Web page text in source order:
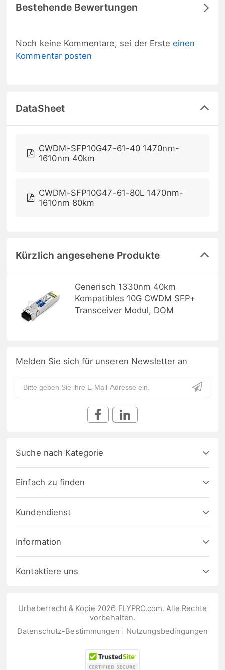
Bestehende Bewertungen
Noch keine Kommentare, sei der Ersteeinen
Kommentar posten
DataSheet
CWDM-SFP10G47-61-40 1470nm-
1610nm 40km
CWDM-SFP10G47-61-80L 1470nm-
1610nm 80km
Kürzlich angesehene Produkte
Generisch 1330nm 40km
Kompatibles 10G CWDM SFP+
Transceiver Modul, DOM
Melden Sie sich für unseren Newsletter an
Suche nach Kategorie
Einfach zu finden
Kundendienst
Information
Kontaktiere uns
Urheberrecht & Kopie 2026 FLYPRO.com. Alle Rechte
vorbehalten.
Datenschutz-Bestimmungen
Nutzungsbedingungen